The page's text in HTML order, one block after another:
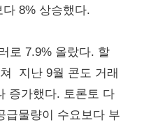
8% 상승했다.
로 7.9% 올랐다. 할
지난 9월 콘도 거래
증가했다. 토론토 다
급물량이 수요보다 부